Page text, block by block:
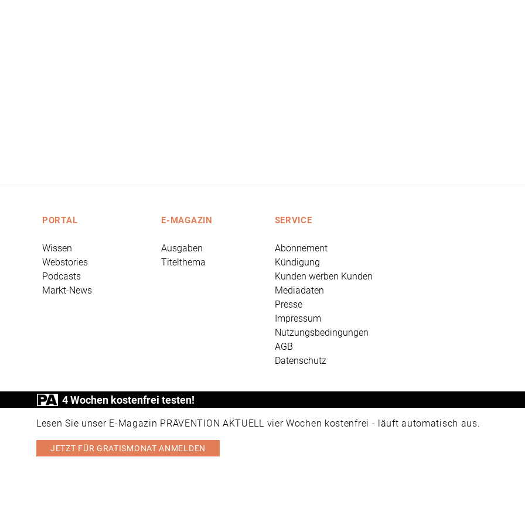
PORTAL
Wissen
Webstories
Podcasts
Markt-News
E-MAGAZIN
Ausgaben
Titelthema
SERVICE
Abonnement
Kündigung
Kunden werben Kunden
Mediadaten
Presse
Impressum
Nutzungsbedingungen
AGB
Datenschutz
4 Wochen kostenfrei testen!
Lesen Sie unser E-Magazin PRÄVENTION AKTUELL vier Wochen kostenfrei - läuft automatisch aus.
JETZT FÜR GRATISMONAT ANMELDEN